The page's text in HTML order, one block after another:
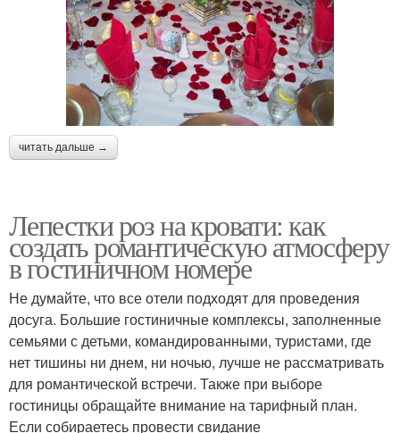
читать дальше →
Лепестки роз на кровати: как
создать романтическую атмосферу
в гостиничном номере
Не думайте, что все отели подходят для проведения
досуга. Большие гостиничные комплексы, заполненные
семьями с детьми, командированными, туристами, где
нет тишины ни днем, ни ночью, лучше не рассматривать
для романтической встречи. Также при выборе
гостиницы обращайте внимание на тарифный план.
Если собираетесь провести свидание